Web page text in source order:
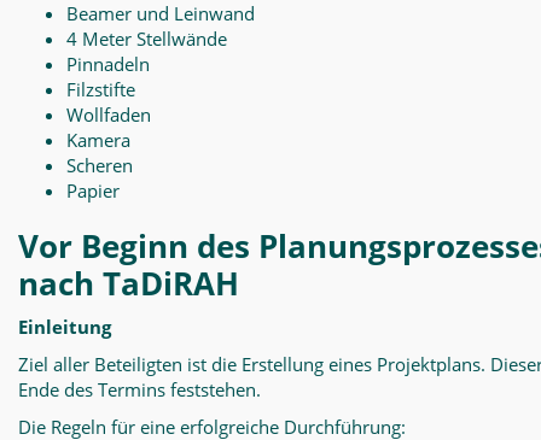
Beamer und Leinwand
4 Meter Stellwände
Pinnadeln
Filzstifte
Wollfaden
Kamera
Scheren
Papier
Vor Beginn des
nach TaDiRAH
Einleitung
Ziel aller Beteiligten ist die Erstellung eines Projektplans.
Ende des Termins feststehen.
Die Regeln für eine erfolgreiche Durchführung: